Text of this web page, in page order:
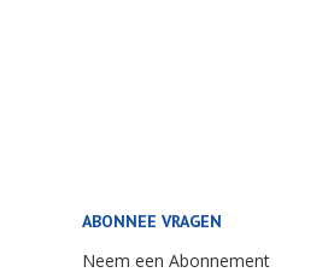
ABONNEE VRAGEN
Neem een Abonnement